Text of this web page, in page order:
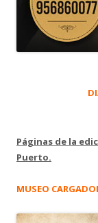
Páginas de la
Puerto.
MUSEO